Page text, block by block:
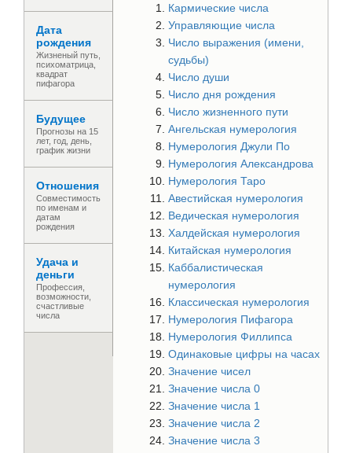
Дата
рождения
Жизненый путь,
психоматрица,
квадрат
пифагора
Будущее
Прогнозы на 15
лет, год, день,
график жизни
Отношения
Совместимость
по именам и
датам
рождения
Удача и
деньги
Профессия,
возможности,
счастливые
числа
Кармические числа
Управляющие числа
Число выражения (имени,
судьбы)
Число души
Число дня рождения
Число жизненного пути
Ангельская нумерология
Нумерология Джули По
Нумерология Александрова
Нумерология Таро
Авестийская нумерология
Ведическая нумерология
Халдейская нумерология
Китайская нумерология
Каббалистическая
нумерология
Классическая нумерология
Нумерология Пифагора
Нумерология Филлипса
Одинаковые цифры на часах
Значение чисел
Значение числа 0
Значение числа 1
Значение числа 2
Значение числа 3